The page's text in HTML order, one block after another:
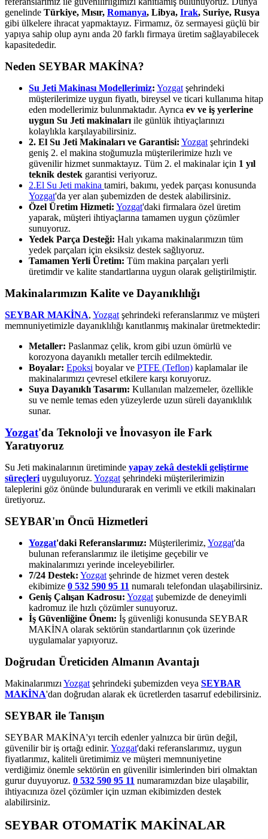
genelinde Türkiye, Mısır, Romanya, Libya, Irak, Suriye, Rusya
gibi ülkelere ihracat yapmaktayız. Firmamız, öz sermayesi güçlü bir
yapıya sahip olup aynı anda 20 farklı firmaya üretim sağlayabilecek
kapasitededir.
Neden SEYBAR MAKİNA?
Su Jeti Makinası Modellerimiz: Yozgat şehrindeki
müşterilerimize uygun fiyatlı, bireysel ve ticari kullanıma hitap
eden modellerimiz bulunmaktadır. Ayrıca ev ve iş yerlerine
uygun Su Jeti makinaları ile günlük ihtiyaçlarınızı
kolaylıkla karşılayabilirsiniz.
2. El Su Jeti Makinaları ve Garantisi: Yozgat şehrindeki
geniş 2. el makina stoğumuzla müşterilerimize hızlı ve
güvenilir hizmet sunmaktayız. Tüm 2. el makinalar için 1 yıl
teknik destek garantisi veriyoruz.
2.El Su Jeti makina tamiri, bakımı, yedek parçası konusunda
Yozgat'da yer alan şubemizden de destek alabilirsiniz.
Özel Üretim Hizmeti: Yozgat'daki firmalara özel üretim
yaparak, müşteri ihtiyaçlarına tamamen uygun çözümler
sunuyoruz.
Yedek Parça Desteği: Halı yıkama makinalarımızın tüm
yedek parçaları için eksiksiz destek sağlıyoruz.
Tamamen Yerli Üretim: Tüm makina parçaları yerli
üretimdir ve kalite standartlarına uygun olarak geliştirilmiştir.
Makinalarımızın Kalite ve Dayanıklılığı
SEYBAR MAKİNA, Yozgat şehrindeki referanslarımız ve müşteri
memnuniyetimizle dayanıklılığı kanıtlanmış makinalar üretmektedir:
Metaller: Paslanmaz çelik, krom gibi uzun ömürlü ve
korozyona dayanıklı metaller tercih edilmektedir.
Boyalar: Epoksi boyalar ve PTFE (Teflon) kaplamalar ile
makinalarımızı çevresel etkilere karşı koruyoruz.
Suya Dayanıklı Tasarım: Kullanılan malzemeler, özellikle
su ve nemle temas eden yüzeylerde uzun süreli dayanıklılık
sunar.
Yozgat'da Teknoloji ve İnovasyon ile Fark
Yaratıyoruz
Su Jeti makinalarının üretiminde yapay zekâ destekli geliştirme
süreçleri uyguluyoruz. Yozgat şehrindeki müşterilerimizin
taleplerini göz önünde bulundurarak en verimli ve etkili makinaları
üretiyoruz.
SEYBAR'ın Öncü Hizmetleri
Yozgat'daki Referanslarımız: Müşterilerimiz, Yozgat'da
bulunan referanslarımız ile iletişime geçebilir ve
makinalarımızı yerinde inceleyebilirler.
7/24 Destek: Yozgat şehrinde de hizmet veren destek
ekibimize 0 532 590 95 11 numaralı telefondan ulaşabilirsiniz.
Geniş Çalışan Kadrosu: Yozgat şubemizde de deneyimli
kadromuz ile hızlı çözümler sunuyoruz.
İş Güvenliğine Önem: İş güvenliği konusunda SEYBAR
MAKİNA olarak sektörün standartlarının çok üzerinde
uygulamalar yapıyoruz.
Doğrudan Üreticiden Almanın Avantajı
Makinalarımızı Yozgat şehrindeki şubemizden veya SEYBAR
MAKİNA'dan doğrudan alarak ek ücretlerden tasarruf edebilirsiniz.
SEYBAR ile Tanışın
SEYBAR MAKİNA'yı tercih edenler yalnızca bir ürün değil,
güvenilir bir iş ortağı edinir. Yozgat'daki referanslarımız, uygun
fiyatlarımız, kaliteli üretimimiz ve müşteri memnuniyetine
verdiğimiz önemle sektörün en güvenilir isimlerinden biri olmaktan
gurur duyuyoruz. 0 532 590 95 11 numaramızdan bize ulaşabilir,
ihtiyacınıza özel çözümler için uzman ekibimizden destek
alabilirsiniz.
SEYBAR OTOMATİK MAKİNALAR